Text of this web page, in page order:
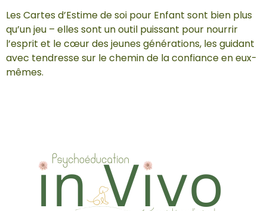
Les Cartes d’Estime de soi pour Enfant sont bien plus
qu’un jeu – elles sont un outil puissant pour nourrir
l’esprit et le cœur des jeunes générations, les guidant
avec tendresse sur le chemin de la confiance en eux-
mêmes.